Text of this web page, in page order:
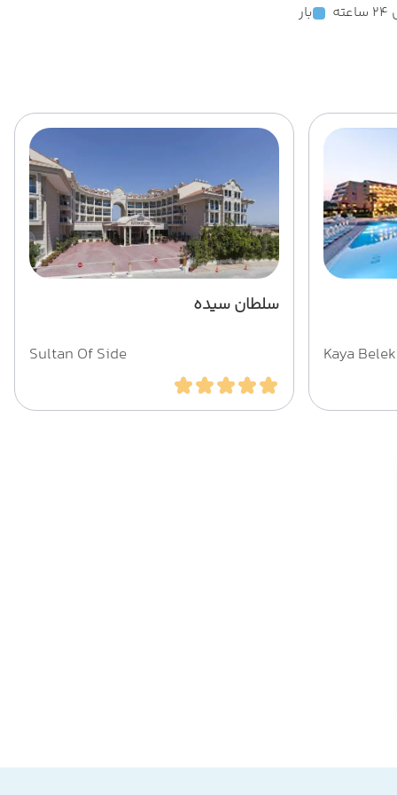
بار
Kaya Belek
سلطان سیده
Sultan Of Side